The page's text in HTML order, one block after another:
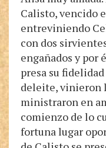
Calisto, vencido
entreviniendo
con dos
engañados y por
presa su
deleite, vinieron
ministraron en
comienzo de lo
fortuna lugar